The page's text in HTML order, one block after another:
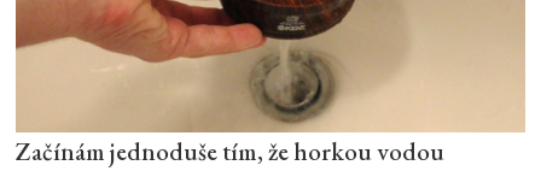
Začínám jednoduše tím, že horkou vodou